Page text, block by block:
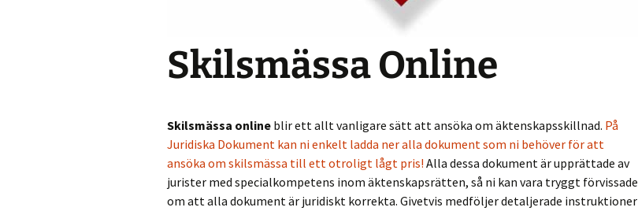
Skilsmässa Online
Skilsmässa online blir ett allt vanligare sätt att ansöka om äktenskapsskillnad. På
Juridiska Dokument kan ni enkelt ladda ner alla dokument som ni behöver för att
ansöka om skilsmässa till ett otroligt lågt pris! Alla dessa dokument är upprättade av
jurister med specialkompetens inom äktenskapsrätten, så ni kan vara tryggt förvissade
om att alla dokument är juridiskt korrekta. Givetvis medföljer detaljerade instruktioner